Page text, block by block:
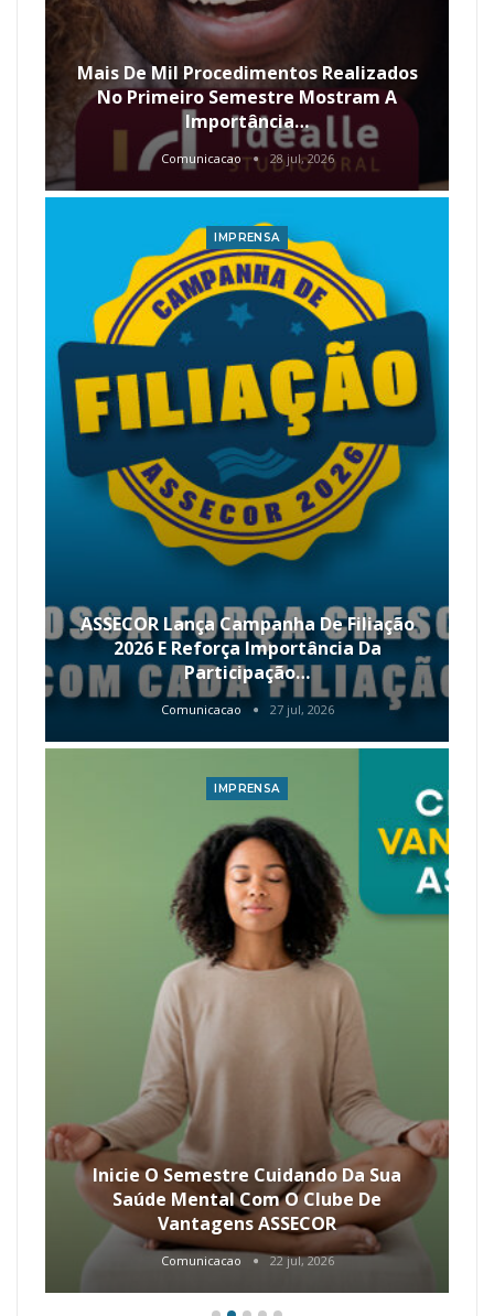
Mais De Mil Procedimentos Realizados
No Primeiro Semestre Mostram A
Importância…
Comunicacao 28 jul, 2026
IMPRENSA
ASSECOR Lança Campanha De Filiação
2026 E Reforça Importância Da
Participação…
Comunicacao 27 jul, 2026
IMPRENSA
Inicie O Semestre Cuidando Da Sua
Saúde Mental Com O Clube De
Vantagens ASSECOR
Comunicacao 22 jul, 2026